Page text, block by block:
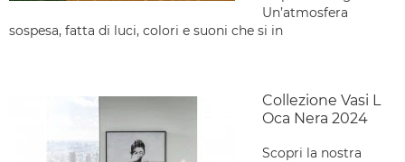
Un’atmosfera
sospesa, fatta di luci, colori e suoni che si in
Collezione Vasi L
Oca Nera 2024
Scopri la nostra